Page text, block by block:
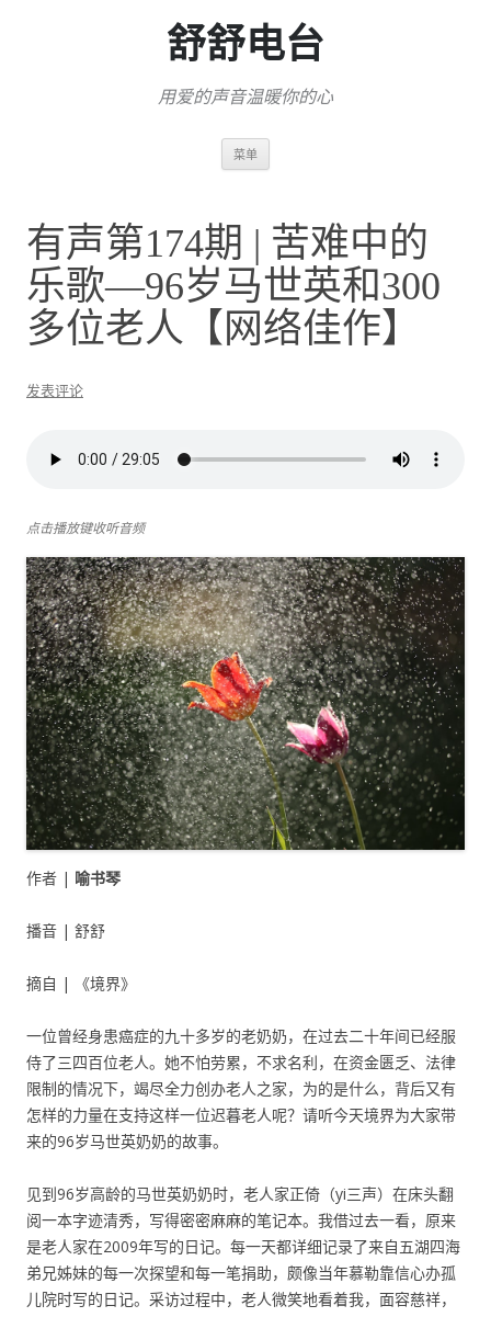
舒舒电台
用爱的声音温暖你的心
菜单
有声第174期 | 苦难中的
乐歌—96岁马世英和300
多位老人【网络佳作】
发表评论
点击播放键收听音频
作者 | 喻书琴
播音 | 舒舒
摘自 | 《境界》
一位曾经身患癌症的九十多岁的老奶奶，在过去二十年间已经服
侍了三四百位老人。她不怕劳累，不求名利，在资金匮乏、法律
限制的情况下，竭尽全力创办老人之家，为的是什么，背后又有
怎样的力量在支持这样一位迟暮老人呢？请听今天境界为大家带
来的96岁马世英奶奶的故事。
见到96岁高龄的马世英奶奶时，老人家正倚（yi三声）在床头翻
阅一本字迹清秀，写得密密麻麻的笔记本。我借过去一看，原来
是老人家在2009年写的日记。每一天都详细记录了来自五湖四海
弟兄姊妹的每一次探望和每一笔捐助，颇像当年慕勒靠信心办孤
儿院时写的日记。采访过程中，老人微笑地看着我，面容慈祥，